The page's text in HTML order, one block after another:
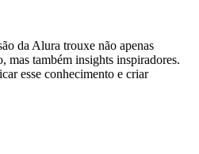
da Alura trouxe não apenas
mas também insights inspiradores.
esse conhecimento e criar